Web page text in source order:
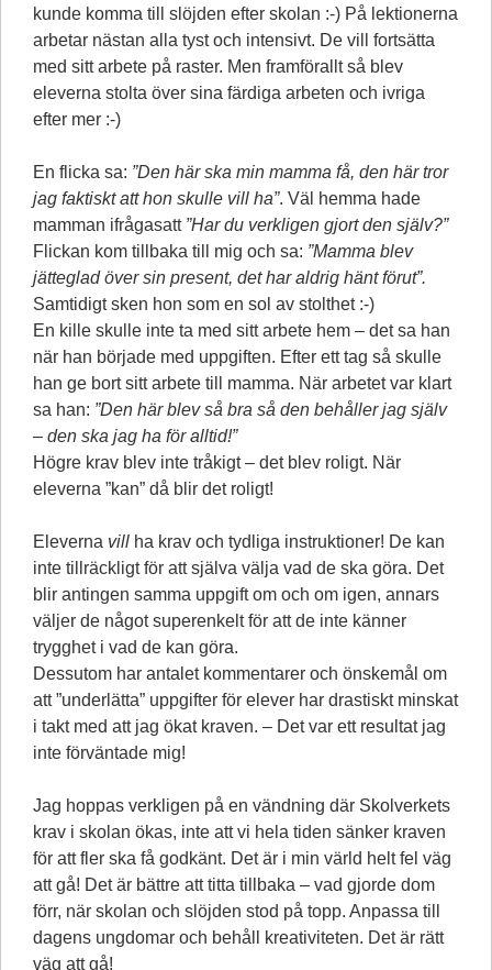
kunde komma till slöjden efter skolan :-) På lektionerna
arbetar nästan alla tyst och intensivt. De vill fortsätta
med sitt arbete på raster. Men framförallt så blev
eleverna stolta över sina färdiga arbeten och ivriga
efter mer :-)
En flicka sa: ”Den här ska min mamma få, den här tror
jag faktiskt att hon skulle vill ha”. Väl hemma hade
mamman ifrågasatt ”Har du verkligen gjort den själv?”
Flickan kom tillbaka till mig och sa: ”Mamma blev
jätteglad över sin present, det har aldrig hänt förut”.
Samtidigt sken hon som en sol av stolthet :-)
En kille skulle inte ta med sitt arbete hem – det sa han
när han började med uppgiften. Efter ett tag så skulle
han ge bort sitt arbete till mamma. När arbetet var klart
sa han: ”Den här blev så bra så den behåller jag själv
– den ska jag ha för alltid!”
Högre krav blev inte tråkigt – det blev roligt. När
eleverna ”kan” då blir det roligt!
Eleverna villha krav och tydliga instruktioner! De kan
inte tillräckligt för att själva välja vad de ska göra. Det
blir antingen samma uppgift om och om igen, annars
väljer de något superenkelt för att de inte känner
trygghet i vad de kan göra.
Dessutom har antalet kommentarer och önskemål om
att ”underlätta” uppgifter för elever har drastiskt minskat
i takt med att jag ökat kraven. – Det var ett resultat jag
inte förväntade mig!
Jag hoppas verkligen på en vändning där Skolverkets
krav i skolan ökas, inte att vi hela tiden sänker kraven
för att fler ska få godkänt. Det är i min värld helt fel väg
att gå! Det är bättre att titta tillbaka – vad gjorde dom
förr, när skolan och slöjden stod på topp. Anpassa till
dagens ungdomar och behåll kreativiteten. Det är rätt
väg att gå!